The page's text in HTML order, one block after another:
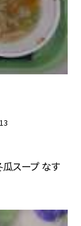
瓜スープ なす